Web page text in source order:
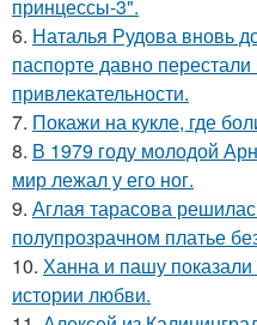
принцессы-3".
6. Наталья Рудова вновь
паспорте давно
привлекательности.
7. Покажи на кукле, где
8. В 1979 году молодой
мир лежал у его ног.
9. Аглая тарасова
полупрозрачном платье
10. Ханна и пашу
истории любви.